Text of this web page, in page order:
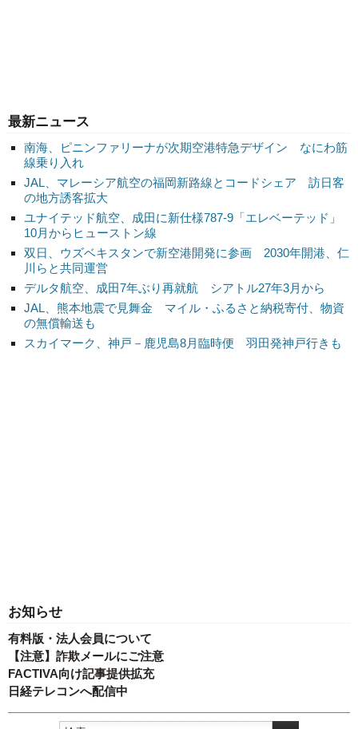
最新ニュース
南海、ピニンファリーナが次期空港特急デザイン なにわ筋
線乗り入れ
JAL、マレーシア航空の福岡新路線とコードシェア 訪日客
の地方誘客拡大
ユナイテッド航空、成田に新仕様787-9「エレベーテッド」
10月からヒューストン線
双日、ウズベキスタンで新空港開発に参画 2030年開港、仁
川らと共同運営
デルタ航空、成田7年ぶり再就航 シアトル27年3月から
JAL、熊本地震で見舞金 マイル・ふるさと納税寄付、物資
の無償輸送も
スカイマーク、神戸－鹿児島8月臨時便 羽田発神戸行きも
お知らせ
有料版・法人会員について
【注意】詐欺メールにご注意
FACTIVA向け記事提供拡充
日経テレコンへ配信中